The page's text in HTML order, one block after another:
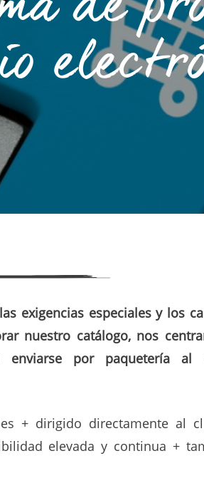
exigencias especiales y los
nuestro catálogo, nos
por paquetería al
+ dirigido directamente al
elevada y continua +